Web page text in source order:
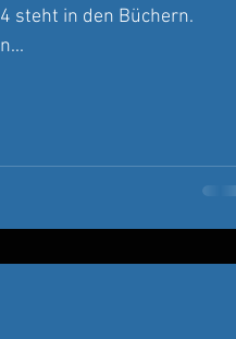
steht in den Büchern.